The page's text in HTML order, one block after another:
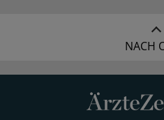
NACH